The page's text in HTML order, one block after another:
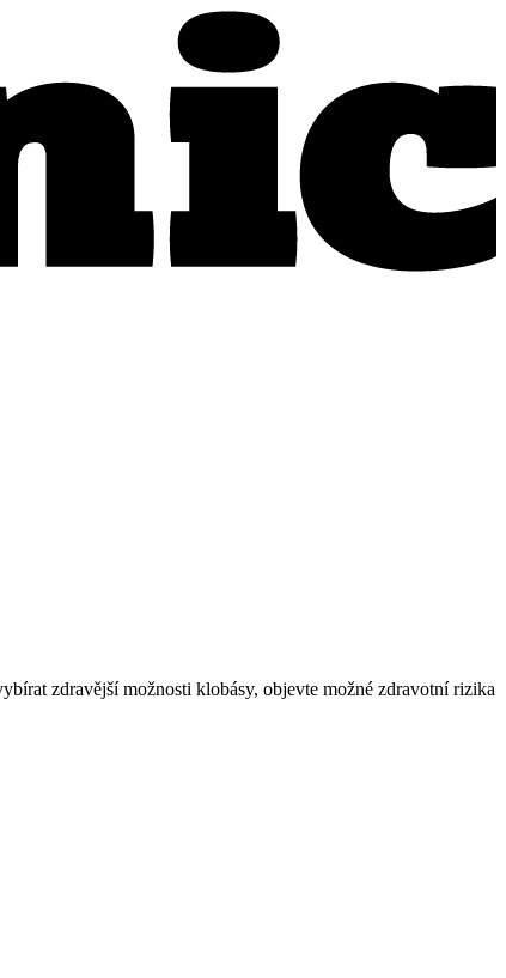
zdravější možnosti klobásy, objevte možné zdravotní rizika